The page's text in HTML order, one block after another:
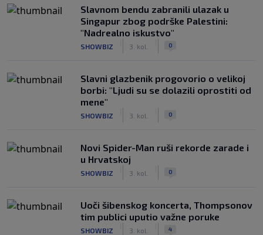
Slavnom bendu zabranili ulazak u
Singapur zbog podrške Palestini:
"Nadrealno iskustvo"
SHOWBIZ 3. kol. 0
Slavni glazbenik progovorio o velikoj
borbi: "Ljudi su se dolazili oprostiti od
mene"
SHOWBIZ 3. kol. 0
Novi Spider-Man ruši rekorde zarade i
u Hrvatskoj
SHOWBIZ 3. kol. 0
Uoči šibenskog koncerta, Thompsonov
tim publici uputio važne poruke
SHOWBIZ 3. kol. 4